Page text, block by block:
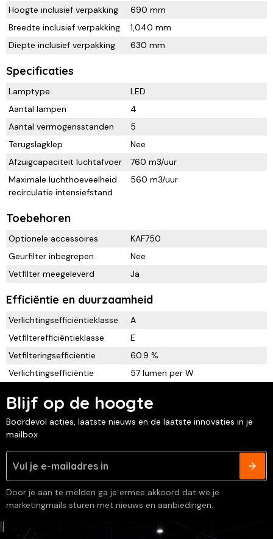
Hoogte inclusief verpakking
690 mm
Breedte inclusief verpakking
1,040 mm
Diepte inclusief verpakking
630 mm
Specificaties
Lamptype
LED
Aantal lampen
4
Aantal vermogensstanden
5
Terugslagklep
Nee
Afzuigcapaciteit luchtafvoer
760 m3/uur
Maximale luchthoeveelheid
recirculatie intensiefstand
560 m3/uur
Toebehoren
Optionele accessoires
KAF750
Geurfilter inbegrepen
Nee
Vetfilter meegeleverd
Ja
Efficiëntie en duurzaamheid
Verlichtingsefficiëntieklasse
A
Vetfilterefficiëntieklasse
E
Vetfilteringsefficiëntie
60.9 %
Verlichtingsefficiëntie
57 lumen per W
Blijf op de hoogte
Boordevol acties, laatste nieuws en de laatste innovaties in je
mailbox
Door je aan te melden ga je ermee akkoord dat we je
marketingmails sturen met nieuws en aanbiedingen.